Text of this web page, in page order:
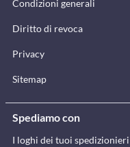
Condizioni generali
Diritto di revoca
Privacy
Sitemap
Spediamo con
I loghi dei tuoi spedizionieri